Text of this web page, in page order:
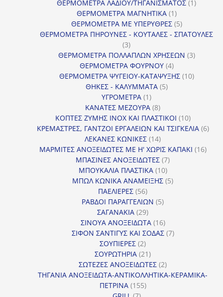
προϊόντα
ΘΕΡΜΟΜΕΤΡΑ ΛΑΔΙΟΥ/ΤΗΓΑΝΙΣΜΑΤΟΣ 11
ΘΕΡΜΟΜΕΤΡΑ ΜΑΓΝΗΤΙΚΑ 11
προϊόν
ΘΕΡΜΟΜΕΤΡΑ ΜΕ ΥΠΕΡΥΘΡΕΣ 55
προϊόντα
ΘΕΡΜΟΜΕΤΡΑ ΠΗΡΟΥΝΕΣ - ΚΟΥΤΑΛΕΣ - ΣΠΑΤΟΥΛΕΣ
33
προϊόντα
ΘΕΡΜΟΜΕΤΡΑ ΠΟΛΛΑΠΛΩΝ ΧΡΗΣΕΩΝ 33
ΘΕΡΜΟΜΕΤΡΑ ΦΟΥΡΝΟΥ 44
προϊόντα
ΘΕΡΜΟΜΕΤΡΑ ΨΥΓΕΙΟΥ-ΚΑΤΑΨΥΞΗΣ 1010
ΘΗΚΕΣ - ΚΑΛΥΜΜΑΤΑ 55
ΥΓΡΟΜΕΤΡΑ 11
προϊόν
ΚΑΝΑΤΕΣ ΜΕΖΟΥΡΑ 88
προϊόντα
ΚΟΠΤΕΣ ΖΥΜΗΣ INOX ΚΑΙ ΠΛΑΣΤΙΚΟΙ 1010
προϊόντα
ΚΡΕΜΑΣΤΡΕΣ, ΓΑΝΤΖΟΙ ΕΡΓΑΛΕΙΩΝ ΚΑΙ ΤΣΙΓΚΕΛΙΑ 66
ΛΕΚΑΝΕΣ ΚΩΝΙΚΕΣ 1414
προϊόντα
ΜΑΡΜΙΤΕΣ ΑΝΟΞΕΙΔΩΤΕΣ ΜΕ Η' ΧΩΡΙΣ ΚΑΠΑΚΙ 1616
ΜΠΑΣΙΝΕΣ ΑΝΟΞΕΙΔΩΤΕΣ 77
ΜΠΟΥΚΑΛΙΑ ΠΛΑΣΤΙΚΑ 1010
προϊόντα
ΜΠΩΛ ΚΩΝΙΚΑ ΑΝΑΜΕΙΞΗΣ 55
ΠΑΕΛΙΕΡΕΣ 5656
προϊόντα
ΡΑΒΔΟΙ ΠΑΡΑΓΓΕΛΙΩΝ 55
ΣΑΓΑΝΑΚΙΑ 2929
προϊόντα
ΣΙΝΟΥΑ ΑΝΟΞΕΙΔΩΤΑ 1616
προϊόντα
ΣΙΦΟΝ ΣΑΝΤΙΓΥΣ ΚΑΙ ΣΟΔΑΣ 77
ΣΟΥΠΙΕΡΕΣ 22
προϊόντα
ΣΟΥΡΩΤΗΡΙΑ 2121
προϊόντα
ΣΩΤΕΖΕΣ ΑΝΟΞΕΙΔΩΤΕΣ 22
προϊόντα
ΤΗΓΑΝΙΑ ΑΝΟΞΕΙΔΩΤΑ-ΑΝΤΙΚΟΛΛΗΤΙΚΑ-ΚΕΡΑΜΙΚΑ-
ΠΕΤΡΙΝΑ 155155
7